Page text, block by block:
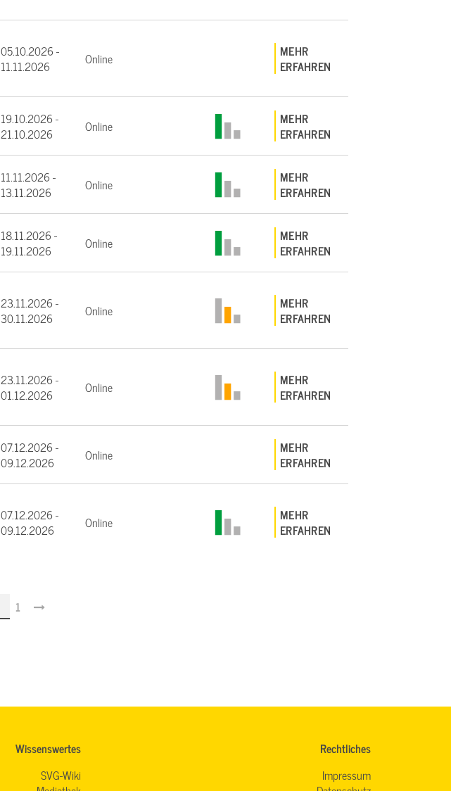
05.10.2026 -
11.11.2026
Online
MEHR
ERFAHREN
19.10.2026 -
21.10.2026
Online
MEHR
ERFAHREN
11.11.2026 -
13.11.2026
Online
MEHR
ERFAHREN
18.11.2026 -
19.11.2026
Online
MEHR
ERFAHREN
23.11.2026 -
30.11.2026
Online
MEHR
ERFAHREN
23.11.2026 -
01.12.2026
Online
MEHR
ERFAHREN
07.12.2026 -
09.12.2026
Online
MEHR
ERFAHREN
07.12.2026 -
09.12.2026
Online
MEHR
ERFAHREN
1
Wissenswertes
SVG-Wiki
Rechtliches
Impressum